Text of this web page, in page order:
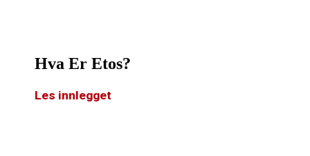
Hva Er Etos?
Les innlegget